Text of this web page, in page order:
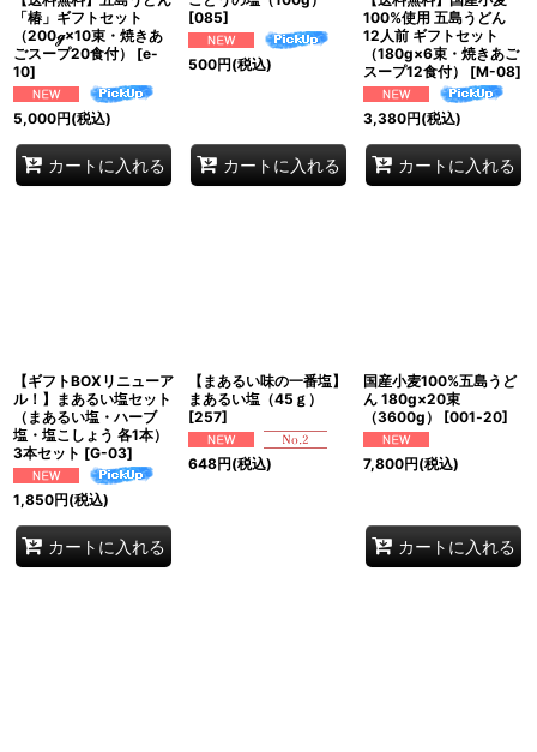
「椿」ギフトセット
（200ℊ×10束・焼きあ
ごスープ20食付）
[e-
10]
5,000円(税込)
カートに入れる
[085]
500円(税込)
カートに入れる
100%使用 五島うどん
12人前 ギフトセット
（180g×6束・焼きあご
スープ12食付）
[M-08]
3,380円(税込)
カートに入れる
【ギフトBOXリニューア
ル！】まあるい塩セット
（まあるい塩・ハーブ
塩・塩こしょう 各1本）
3本セット [G-03]
1,850円(税込)
カートに入れる
【まあるい味の一番塩】
まあるい塩（45ｇ）
[257]
648円(税込)
国産小麦100%五島うど
ん 180g×20束
（3600g）
[001‐20]
7,800円(税込)
カートに入れる